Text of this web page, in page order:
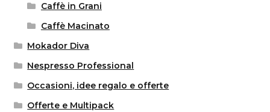
Caffè in Grani
Caffè Macinato
Mokador Diva
Nespresso Professional
Occasioni, idee regalo e offerte
Offerte e Multipack